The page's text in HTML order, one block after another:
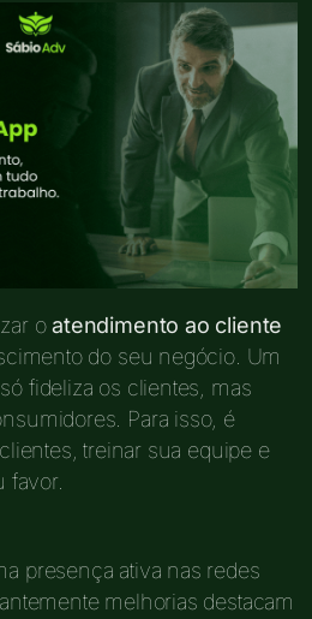
oatendimento ao cliente
do seu negócio. Um
fideliza os clientes, mas
Para isso, é
treinar sua equipe e
favor.
presença ativa nas redes
melhorias destacam